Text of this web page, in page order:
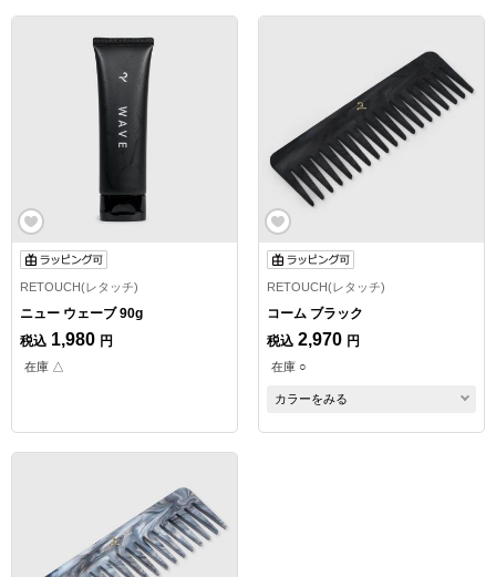
RETOUCH(レタッチ)
ニュー ウェーブ 90g
税込 1,980 円
在庫 △
RETOUCH(レタッチ)
コーム ブラック
税込 2,970 円
在庫 ○
カラーをみる